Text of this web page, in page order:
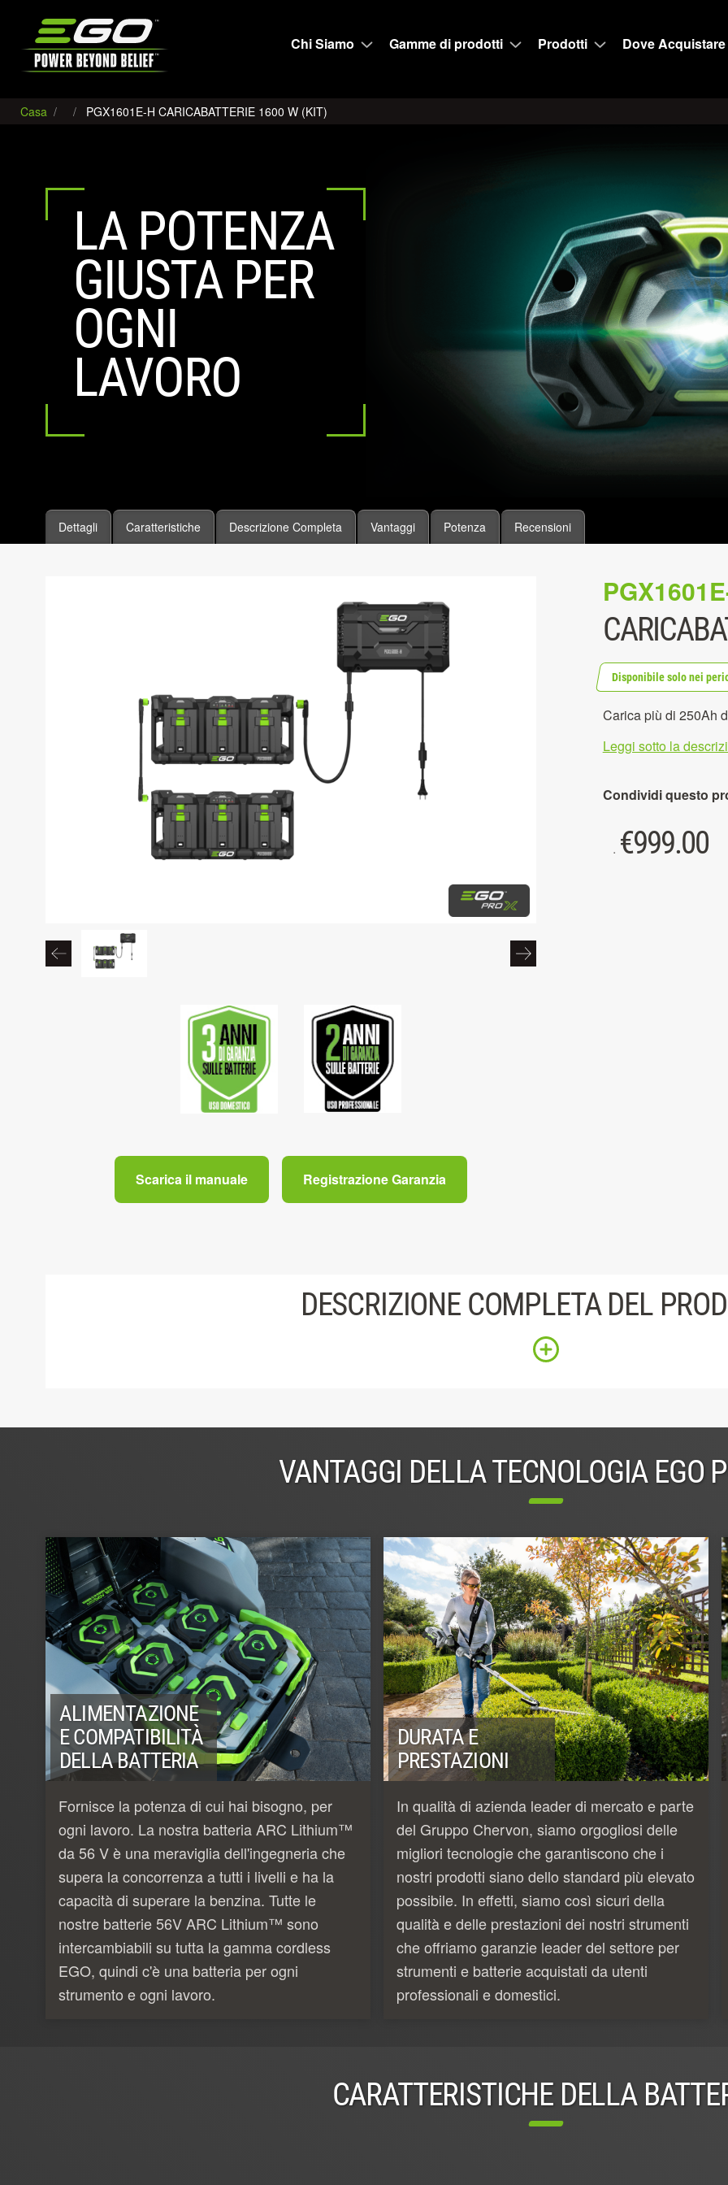
Chi Siamo
Gamme di prodotti Prodotti Dove Acquistare
Casa PGX1601E-H CARICABATTERIE 1600 W (KIT)
LA POTENZA
GIUSTA PER
OGNI
LAVORO
Dettagli Caratteristiche Descrizione Completa Vantaggi Potenza Recensioni
Scarica il manuale Registrazione Garanzia
Disponibile solo nei
Carica più di 250Ah
Leggi sotto la
Condividi questo
. €999.00
DESCRIZIONE COMPLETA DEL
VANTAGGI DELLA TECNOLOGIA EGO
ALIMENTAZIONE
E COMPATIBILITÀ
DELLA BATTERIA
Fornisce la potenza di cui hai bisogno, per
ogni lavoro. La nostra batteria ARC Lithium™
da 56 V è una meraviglia dell'ingegneria che
supera la concorrenza a tutti i livelli e ha la
capacità di superare la benzina. Tutte le
nostre batterie 56V ARC Lithium™ sono
intercambiabili su tutta la gamma cordless
EGO, quindi c'è una batteria per ogni
strumento e ogni lavoro.
DURATA E
PRESTAZIONI
In qualità di azienda leader di mercato e parte
del Gruppo Chervon, siamo orgogliosi delle
migliori tecnologie che garantiscono che i
nostri prodotti siano dello standard più elevato
possibile. In effetti, siamo così sicuri della
qualità e delle prestazioni dei nostri strumenti
che offriamo garanzie leader del settore per
strumenti e batterie acquistati da utenti
professionali e domestici.
CARATTERISTICHE DELLA